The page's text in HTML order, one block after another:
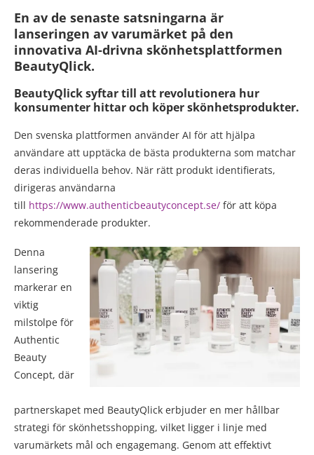
En av de senaste satsningarna är
lanseringen av varumärket på den
innovativa AI-drivna skönhetsplattformen
BeautyQlick.
BeautyQlick syftar till att revolutionera hur
konsumenter hittar och köper skönhetsprodukter.
Den svenska plattformen använder AI för att hjälpa
användare att upptäcka de bästa produkterna som matchar
deras individuella behov. När rätt produkt identifierats,
dirigeras användarna
till https://www.authenticbeautyconcept.se/ för att köpa
rekommenderade produkter.
Denna
lansering
markerar en
viktig
milstolpe för
Authentic
Beauty
Concept, där
partnerskapet med BeautyQlick erbjuder en mer hållbar
strategi för skönhetsshopping, vilket ligger i linje med
varumärkets mål och engagemang. Genom att effektivt